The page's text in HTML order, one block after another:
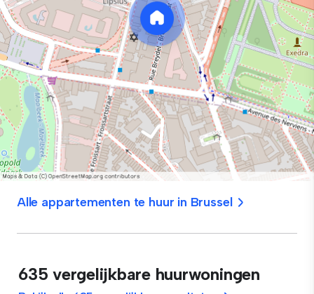
Alle appartementen te huur in Brussel
635 vergelijkbare huurwoningen